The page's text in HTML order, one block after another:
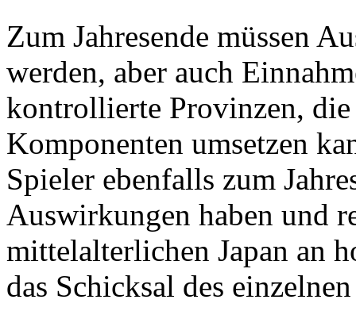
Zum Jahresende müssen
werden, aber auch
kontrollierte Provinzen,
Komponenten umsetzen
Spieler ebenfalls zum
Auswirkungen haben und
mittelalterlichen Japan an
das Schicksal des